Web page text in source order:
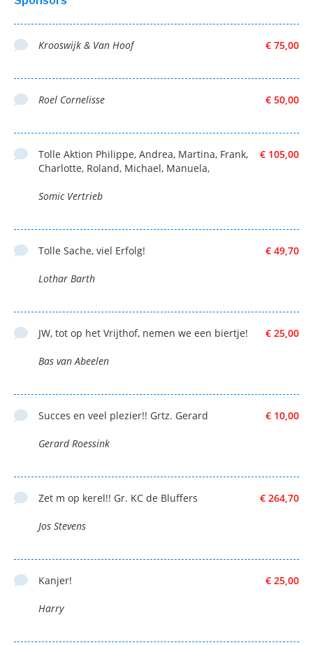
€ 75,00
Krooswijk & Van Hoof
€ 50,00
Roel Cornelisse
€ 105,00
Tolle Aktion Philippe, Andrea, Martina, Frank,
Charlotte, Roland, Michael, Manuela,
Somic Vertrieb
€ 49,70
Tolle Sache, viel Erfolg!
Lothar Barth
€ 25,00
JW, tot op het Vrijthof, nemen we een biertje!
Bas van Abeelen
€ 10,00
Succes en veel plezier!! Grtz. Gerard
Gerard Roessink
€ 264,70
Zet m op kerel!! Gr. KC de Bluffers
Jos Stevens
€ 25,00
Kanjer!
Harry